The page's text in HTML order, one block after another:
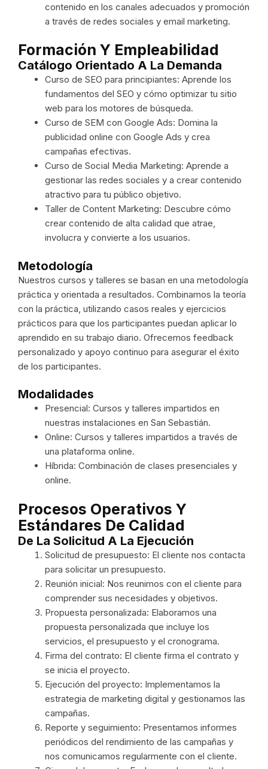
contenido en los canales adecuados y promoción
a través de redes sociales y email marketing.
Formación Y Empleabilidad
Catálogo Orientado A La Demanda
Curso de SEO para principiantes: Aprende los
fundamentos del SEO y cómo optimizar tu sitio
web para los motores de búsqueda.
Curso de SEM con Google Ads: Domina la
publicidad online con Google Ads y crea
campañas efectivas.
Curso de Social Media Marketing: Aprende a
gestionar las redes sociales y a crear contenido
atractivo para tu público objetivo.
Taller de Content Marketing: Descubre cómo
crear contenido de alta calidad que atrae,
involucra y convierte a los usuarios.
Metodología
Nuestros cursos y talleres se basan en una metodología
práctica y orientada a resultados. Combinamos la teoría
con la práctica, utilizando casos reales y ejercicios
prácticos para que los participantes puedan aplicar lo
aprendido en su trabajo diario. Ofrecemos feedback
personalizado y apoyo continuo para asegurar el éxito
de los participantes.
Modalidades
Presencial: Cursos y talleres impartidos en
nuestras instalaciones en San Sebastián.
Online: Cursos y talleres impartidos a través de
una plataforma online.
Híbrida: Combinación de clases presenciales y
online.
Procesos Operativos Y
Estándares De Calidad
De La Solicitud A La Ejecución
Solicitud de presupuesto: El cliente nos contacta
para solicitar un presupuesto.
Reunión inicial: Nos reunimos con el cliente para
comprender sus necesidades y objetivos.
Propuesta personalizada: Elaboramos una
propuesta personalizada que incluye los
servicios, el presupuesto y el cronograma.
Firma del contrato: El cliente firma el contrato y
se inicia el proyecto.
Ejecución del proyecto: Implementamos la
estrategia de marketing digital y gestionamos las
campañas.
Reporte y seguimiento: Presentamos informes
periódicos del rendimiento de las campañas y
nos comunicamos regularmente con el cliente.